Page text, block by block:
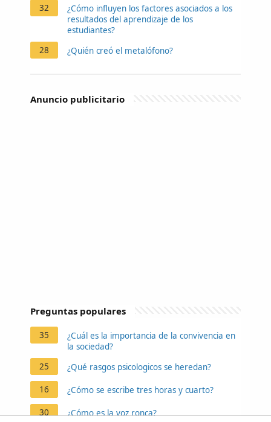
32
¿Cómo influyen los factores asociados a los
resultados del aprendizaje de los
estudiantes?
28
¿Quién creó el metalófono?
Anuncio publicitario
Preguntas populares
35
¿Cuál es la importancia de la convivencia en
la sociedad?
25
¿Qué rasgos psicologicos se heredan?
16 ¿Cómo se escribe tres horas y cuarto?
30 ¿Cómo es la voz ronca?